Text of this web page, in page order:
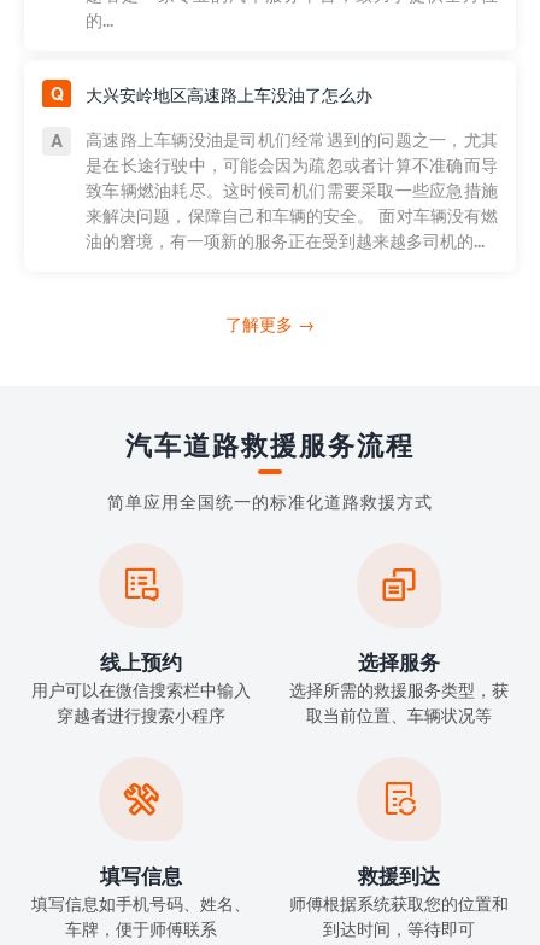
的...
大兴安岭地区高速路上车没油了怎么办
高速路上车辆没油是司机们经常遇到的问题之一，尤其
是在长途行驶中，可能会因为疏忽或者计算不准确而导
致车辆燃油耗尽。这时候司机们需要采取一些应急措施
来解决问题，保障自己和车辆的安全。 面对车辆没有燃
油的窘境，有一项新的服务正在受到越来越多司机的...
了解更多 →
汽车道路救援服务流程
简单应用全国统一的标准化道路救援方式

线上预约
用户可以在微信搜索栏中输入
穿越者进行搜索小程序

选择服务
选择所需的救援服务类型，获
取当前位置、车辆状况等

填写信息
填写信息如手机号码、姓名、
车牌，便于师傅联系

救援到达
师傅根据系统获取您的位置和
到达时间，等待即可